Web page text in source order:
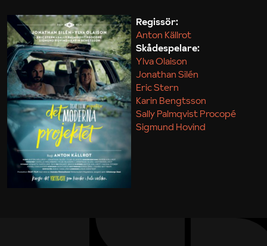
Maja Kekonius
Regissör:
Anton Källrot
Skådespelare:
Ylva Olaison
Jonathan Silén
Eric Stern
Karin Bengtsson
Sally Palmqvist Procopé
Sigmund Hovind